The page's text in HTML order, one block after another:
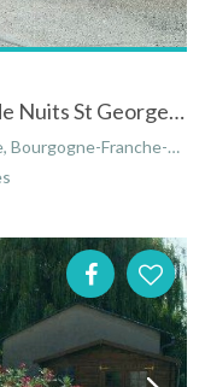
En Bourgogne, à Quincey, à 4 km de Nuits St Georges, sur la route des vins, maison dans rue calme.
Franche-Comté, France